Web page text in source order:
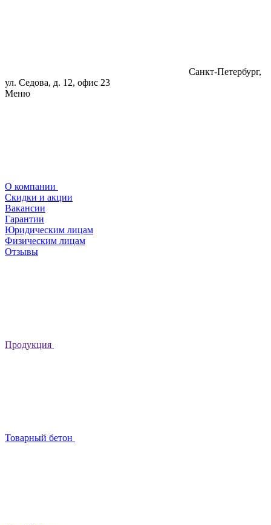
Санкт-Петербург,
ул. Седова, д. 12, офис 23
Меню
О компании
Скидки и акции
Вакансии
Гарантии
Юридическим лицам
Физическим лицам
Отзывы
Продукция
Товарный бетон